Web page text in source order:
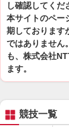
し確認してくだ
本サイトのペー
期しております
ではありません
も、株式会社
ます。
競技一覧